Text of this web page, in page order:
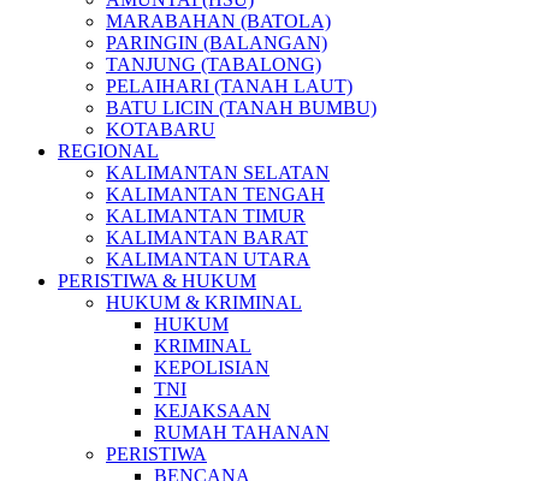
MARABAHAN (BATOLA)
PARINGIN (BALANGAN)
TANJUNG (TABALONG)
PELAIHARI (TANAH LAUT)
BATU LICIN (TANAH BUMBU)
KOTABARU
REGIONAL
KALIMANTAN SELATAN
KALIMANTAN TENGAH
KALIMANTAN TIMUR
KALIMANTAN BARAT
KALIMANTAN UTARA
PERISTIWA & HUKUM
HUKUM & KRIMINAL
HUKUM
KRIMINAL
KEPOLISIAN
TNI
KEJAKSAAN
RUMAH TAHANAN
PERISTIWA
BENCANA